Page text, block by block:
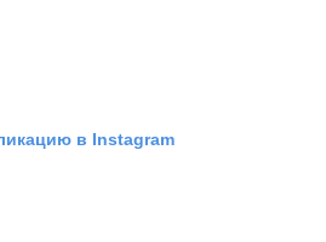
в Instagram